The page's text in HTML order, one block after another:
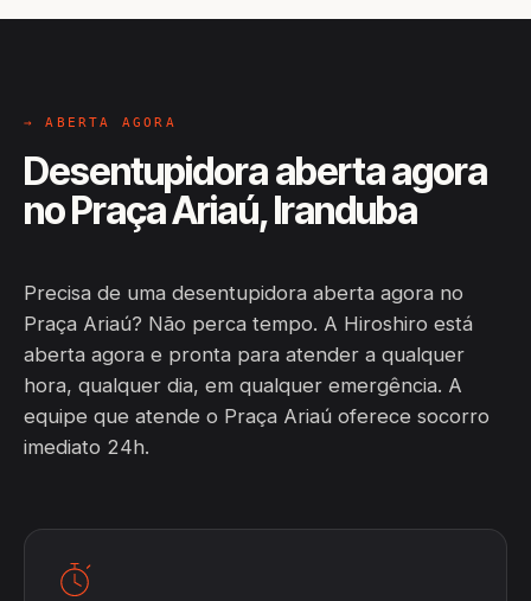
→ ABERTA AGORA
Desentupidora aberta agora
no Praça Ariaú, Iranduba
Precisa de uma desentupidora aberta agora no
Praça Ariaú? Não perca tempo. A Hiroshiro está
aberta agora e pronta para atender a qualquer
hora, qualquer dia, em qualquer emergência. A
equipe que atende o Praça Ariaú oferece socorro
imediato 24h.